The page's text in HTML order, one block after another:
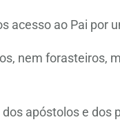
acesso ao Pai por
nem forasteiros,
apóstolos e dos